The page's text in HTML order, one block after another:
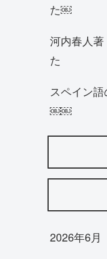
た￼
河内春人著
た
スペイン
￼￼
2026年6月